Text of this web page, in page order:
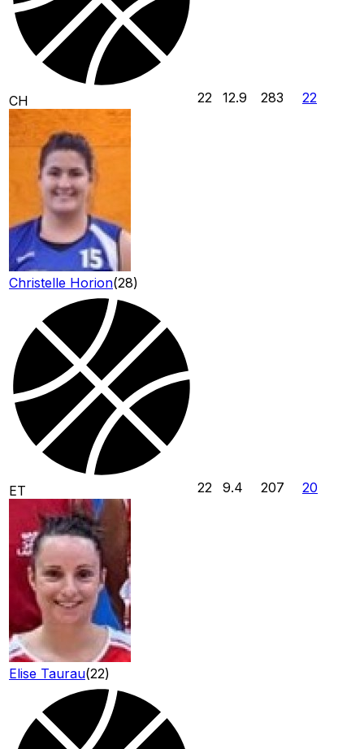
CH
Christelle Horion(28)
22 12.9 283 22
ET
Elise Taurau(22)
22 9.4 207 20